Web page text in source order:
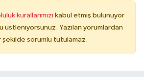
kurallarımızı kabul etmiş bulunuyor
üstleniyorsunuz. Yazılan yorumlardan
şekilde sorumlu tutulamaz.